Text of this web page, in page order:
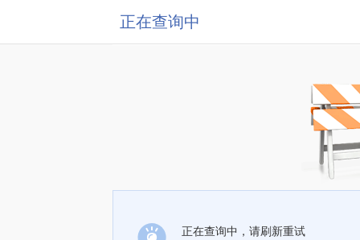
正在查询中
正在查询中，请刷新重试